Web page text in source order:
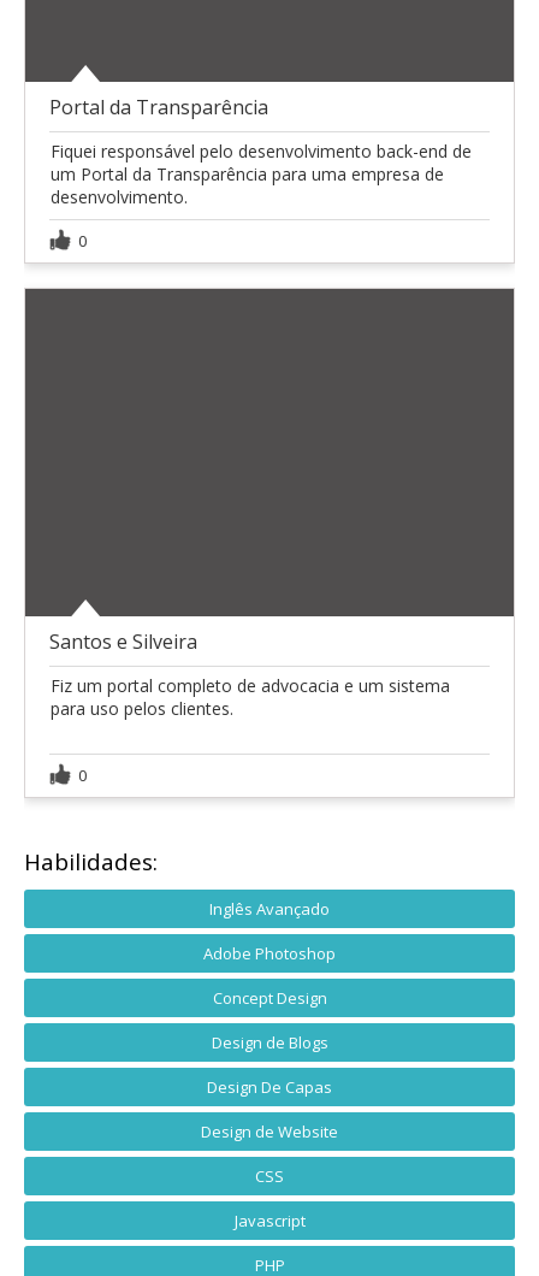
Portal da Transparência
Fiquei responsável pelo desenvolvimento back-end de
um Portal da Transparência para uma empresa de
desenvolvimento.
0
Santos e Silveira
Fiz um portal completo de advocacia e um sistema
para uso pelos clientes.
0
Habilidades:
Inglês Avançado
Adobe Photoshop
Concept Design
Design de Blogs
Design De Capas
Design de Website
CSS
Javascript
PHP